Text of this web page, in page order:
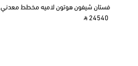
فستان شيفون هوتون لاميه مخطط معدني
‎ ⃁ 24540 ‎